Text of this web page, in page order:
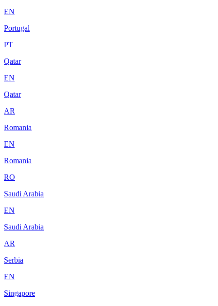
EN
Portugal
PT
Qatar
EN
Qatar
AR
Romania
EN
Romania
RO
Saudi Arabia
EN
Saudi Arabia
AR
Serbia
EN
Singapore